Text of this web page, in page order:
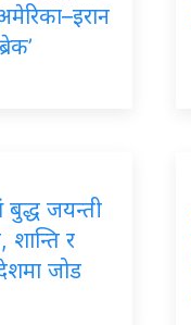
बुद्ध जयन्ती
र
जोड